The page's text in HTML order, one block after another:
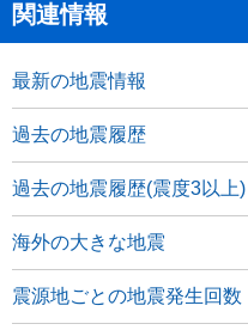
関連情報
最新の地震情報
過去の地震履歴
過去の地震履歴(震度3以上)
海外の大きな地震
震源地ごとの地震発生回数